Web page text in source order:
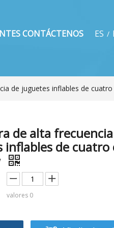
CONTÁCTENOS ES /
de juguetes inflables de
de alta
inflables de cuatro
valores 0